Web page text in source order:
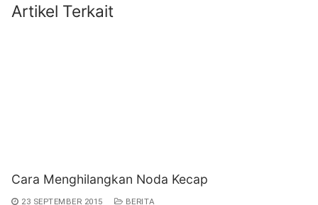
Artikel Terkait
Cara Menghilangkan Noda Kecap
23 SEPTEMBER 2015 BERITA